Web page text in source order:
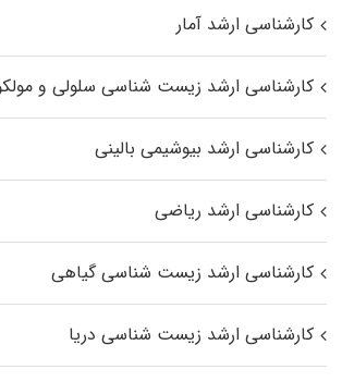
کارشناسی ارشد آمار
کارشناسی ارشد زیست شناسی سلولی و
کارشناسی ارشد بیوشیمی بالینی
کارشناسی ارشد ریاضی
کارشناسی ارشد زیست‌ شناسی گیاهی
کارشناسی ارشد زیست‌ شناسی دریا